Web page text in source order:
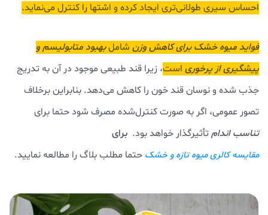
احساس سیری طولانی‌تری ایجاد کرده و اشتها را کنترل می‌نماید.
فواید میوه خشک برای کاهش وزن شاملبهبود متابولیسم و
پیشگیری از پرخوری است، زیرا قند طبیعی موجود در آن به تدریج
جذب شده و نوسان قند خون را کاهش می‌دهد. بنابراین برخلاف
تصور عمومی، اگر به صورت کنترل‌شده مصرف شود حتما برای
تناسب اندام تأثیرگذار خواهد بود. برای
مقایسه کالری میوه تازه و خشک حتما مطلب بلاگ را مطالعه نمایید.